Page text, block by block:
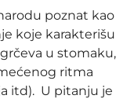
poznat kao
koje karakterišu
u stomaku,
ritma
itd). U pitanju je